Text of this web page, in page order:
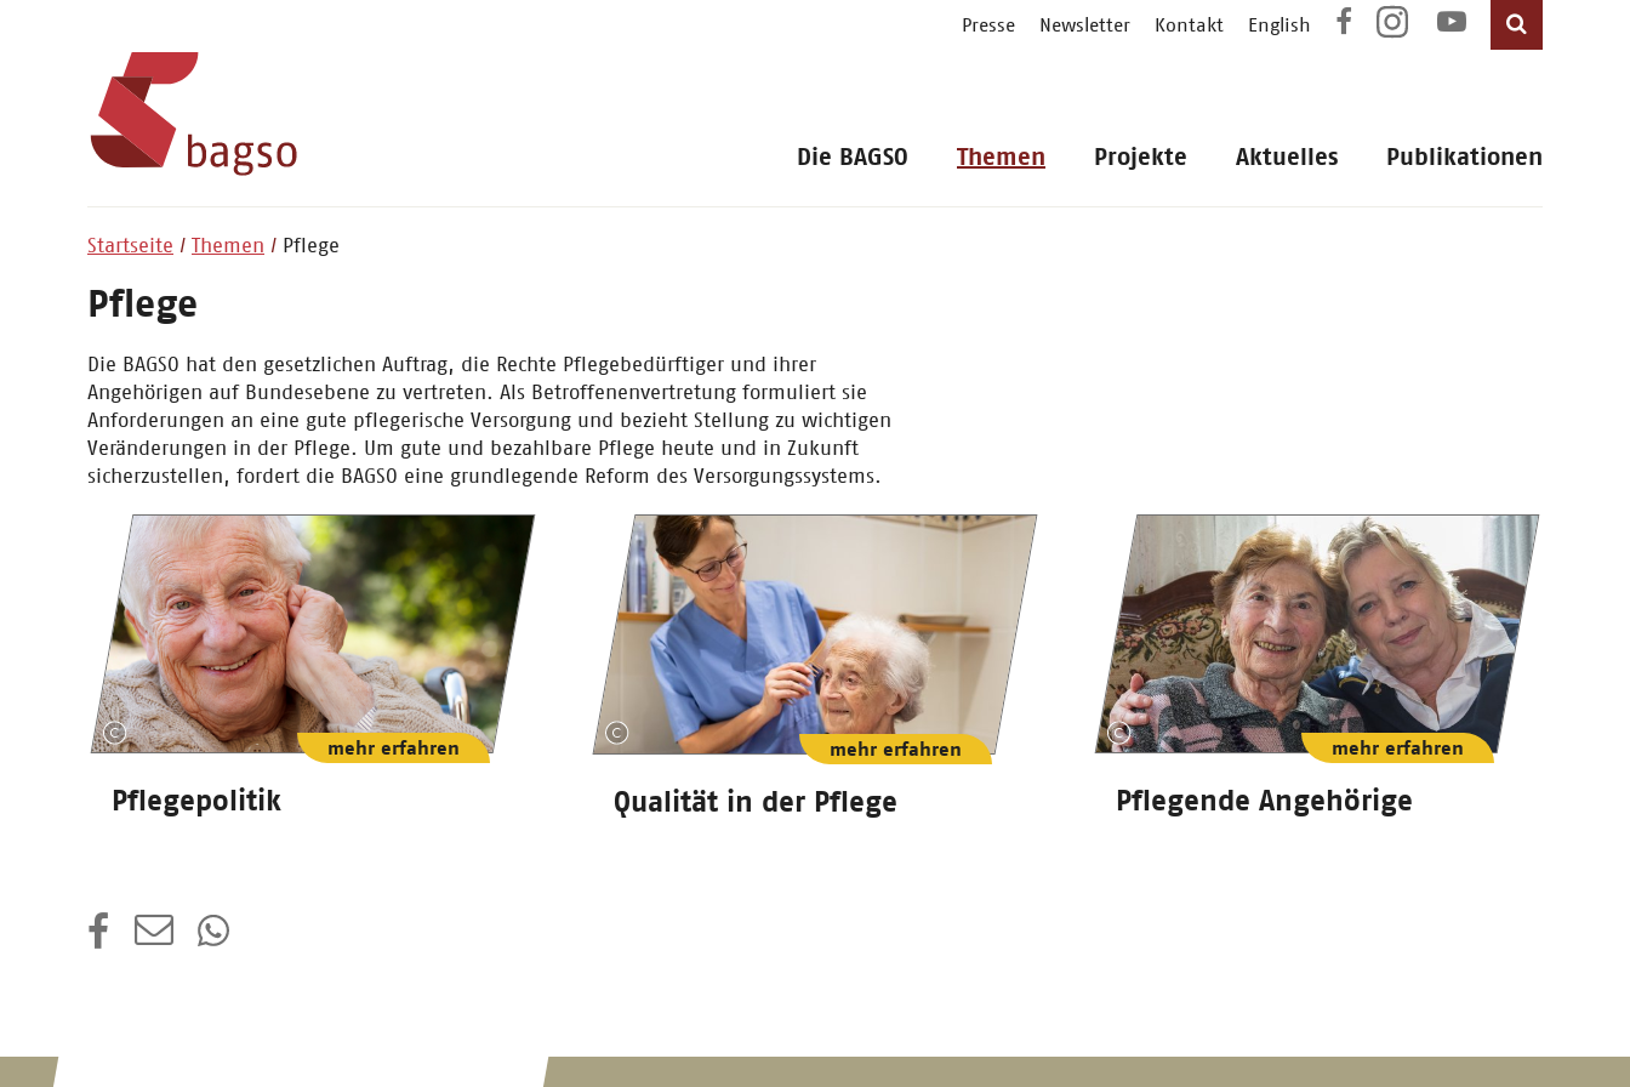
Presse Newsletter Kontakt English
Die BAGSO Themen Projekte Aktuelles Publikationen
Startseite Themen Pflege
Pflege
Die BAGSO hat den gesetzlichen Auftrag, die Rechte Pflegebedürftiger und ihrer
Angehörigen auf Bundesebene zu vertreten. Als Betroffenenvertretung formuliert sie
Anforderungen an eine gute pflegerische Versorgung und bezieht Stellung zu wichtigen
Veränderungen in der Pflege. Um gute und bezahlbare Pflege heute und in Zukunft
sicherzustellen, fordert die BAGSO eine grundlegende Reform des Versorgungssystems.
Pflegepolitik
mehr erfahren
Qualität in der Pflege
mehr erfahren
Pflegende Angehörige
mehr erfahren